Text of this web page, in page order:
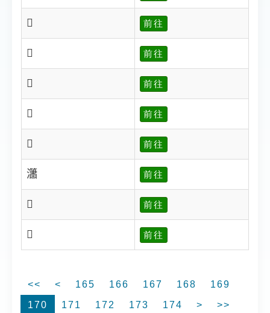
𤄔 前往
𤄕 前往
𤄖 前往
𤄗 前往
𤄘 前往
𤄙 前往
𤄚 前往
𤄛 前往
<< < 165 166 167 168
169
170
171 172 173 174 > >>